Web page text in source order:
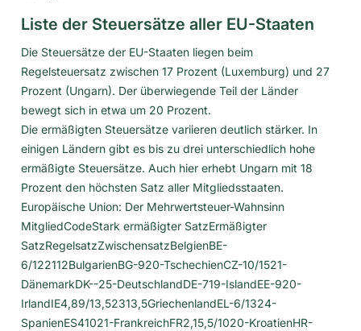
Liste der Steuersätze aller EU-Staaten
Die Steuersätze der EU-Staaten liegen beim
Regelsteuersatz zwischen 17 Prozent (Luxemburg) und 27
Prozent (Ungarn). Der überwiegende Teil der Länder
bewegt sich in etwa um 20 Prozent.
Die ermäßigten Steuersätze variieren deutlich stärker. In
einigen Ländern gibt es bis zu drei unterschiedlich hohe
ermäßigte Steuersätze. Auch hier erhebt Ungarn mit 18
Prozent den höchsten Satz aller Mitgliedsstaaten.
Europäische Union: Der Mehrwertsteuer-Wahnsinn
MitgliedCodeStark ermäßigter SatzErmäßigter
SatzRegelsatzZwischensatzBelgienBE-
6/122112BulgarienBG-920-TschechienCZ-10/1521-
DänemarkDK--25-DeutschlandDE-719-IslandEE-920-
IrlandIE4,89/13,52313,5GriechenlandEL-6/1324-
SpanienES41021-FrankreichFR2,15,5/1020-KroatienHR-